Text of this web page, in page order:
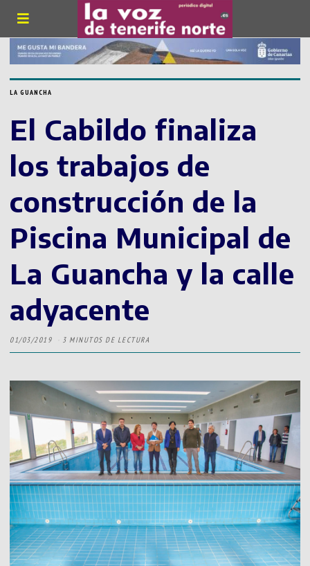
LA GUANCHA
El Cabildo finaliza
los trabajos de
construcción de la
Piscina Municipal de
La Guancha y la calle
adyacente
01/03/2019 3 MINUTOS DE LECTURA